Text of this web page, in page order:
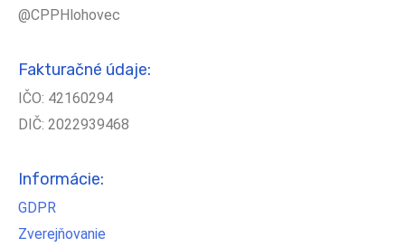
@CPPHlohovec
Fakturačné údaje:
IČO: 42160294
DIČ: 2022939468
Informácie:
GDPR
Zverejňovanie